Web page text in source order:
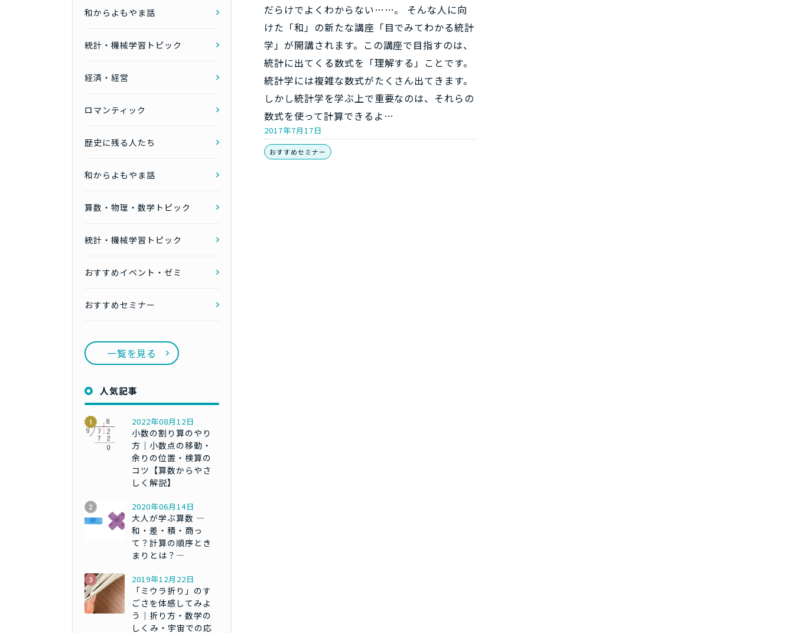
だらけでよくわからない……。 そんな人に向
けた「和」の新たな講座「目でみてわかる統計
学」が開講されます。この講座で目指すのは、
統計に出てくる数式を「理解する」ことです。
統計学には複雑な数式がたくさん出てきます。
しかし統計学を学ぶ上で重要なのは、それらの
数式を使って計算できるよ…
2017年7月17日
おすすめセミナー
和からよもやま話
統計・機械学習トピック
経済・経営
ロマンティック
歴史に残る人たち
和からよもやま話
算数・物理・数学トピック
統計・機械学習トピック
おすすめイベント・ゼミ
おすすめセミナー
一覧を見る
人気記事
2022年08月12日
小数の割り算のやり
方｜小数点の移動・
余りの位置・検算の
コツ【算数からやさ
しく解説】
2020年06月14日
大人が学ぶ算数 ―
和・差・積・商っ
て？計算の順序とき
まりとは？―
2019年12月22日
「ミウラ折り」のす
ごさを体感してみよ
う｜折り方・数学の
しくみ・宇宙での応